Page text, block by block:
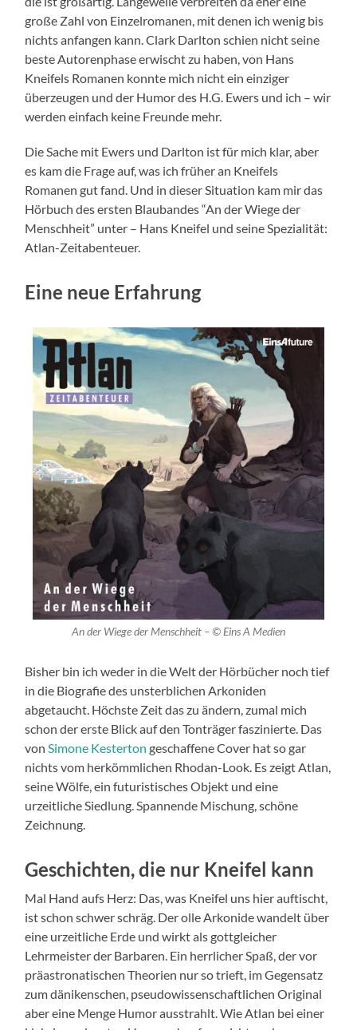
große Zahl von Einzelromanen, mit denen ich wenig bis
nichts anfangen kann. Clark Darlton schien nicht seine
beste Autorenphase erwischt zu haben, von Hans
Kneifels Romanen konnte mich nicht ein einziger
überzeugen und der Humor des H.G. Ewers und ich – wir
werden einfach keine Freunde mehr.
Die Sache mit Ewers und Darlton ist für mich klar, aber
es kam die Frage auf, was ich früher an Kneifels
Romanen gut fand. Und in dieser Situation kam mir das
Hörbuch des ersten Blaubandes “An der Wiege der
Menschheit” unter – Hans Kneifel und seine Spezialität:
Atlan-Zeitabenteuer.
Eine neue Erfahrung
An der Wiege der Menschheit – © Eins A Medien
Bisher bin ich weder in die Welt der Hörbücher noch tief
in die Biografie des unsterblichen Arkoniden
abgetaucht. Höchste Zeit das zu ändern, zumal mich
schon der erste Blick auf den Tonträger faszinierte. Das
vonSimone Kesterton geschaffene Cover hat so gar
nichts vom herkömmlichen Rhodan-Look. Es zeigt Atlan,
seine Wölfe, ein futuristisches Objekt und eine
urzeitliche Siedlung. Spannende Mischung, schöne
Zeichnung.
Geschichten, die nur Kneifel kann
Mal Hand aufs Herz: Das, was Kneifel uns hier auftischt,
ist schon schwer schräg. Der olle Arkonide wandelt über
eine urzeitliche Erde und wirkt als gottgleicher
Lehrmeister der Barbaren. Ein herrlicher Spaß, der vor
präastronatischen Theorien nur so trieft, im Gegensatz
zum dänikenschen, pseudowissenschaftlichen Original
aber eine Menge Humor ausstrahlt. Wie Atlan bei einer